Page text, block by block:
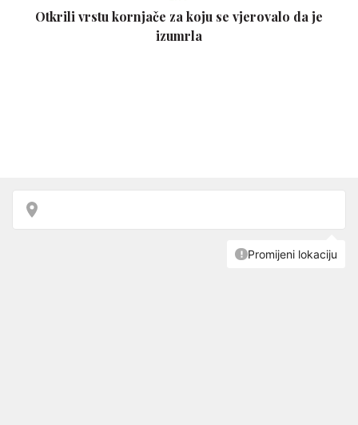
Otkrili vrstu kornjače za koju se vjerovalo da je
izumrla